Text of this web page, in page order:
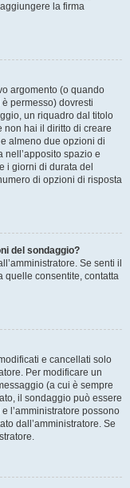
la firma
argomento (o quando
permesso) dovresti
un riquadro dal titolo
non hai il diritto di creare
almeno due opzioni di
nell’apposito spazio e
i giorni di durata del
di opzioni di risposta
del sondaggio?
Se senti il
quelle consentite, contatta
e cancellati solo
Per modificare un
(a cui è sempre
il sondaggio può essere
l’amministratore possono
dall’amministratore. Se